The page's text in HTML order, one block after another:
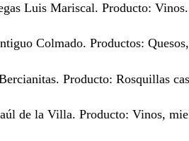
Luis Mariscal. Producto: Vinos.
Colmado. Productos:
Producto: Rosquillas
de la Villa. Producto: Vinos,